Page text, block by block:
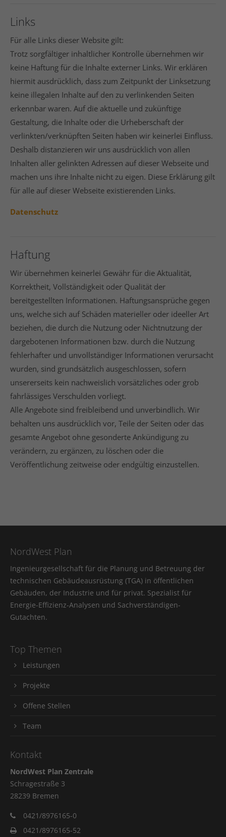
Links
Für alle Links dieser Website gilt:
Trotz sorgfältiger inhaltlicher Kontrolle übernehmen wir
keine Haftung für die Inhalte externer Links. Wir erklären
hiermit ausdrücklich, dass zum Zeitpunkt der Linksetzung
keine illegalen Inhalte auf den zu verlinkenden Seiten
erkennbar waren. Auf die aktuelle und zukünftige
Gestaltung, die Inhalte oder die Urheberschaft der
verlinkten/verknüpften Seiten haben wir keinerlei Einfluss.
Deshalb distanzieren wir uns ausdrücklich von allen
Inhalten aller gelinkten Adressen auf dieser Webseite und
machen uns ihre Inhalte nicht zu eigen. Diese Erklärung gilt
für alle auf dieser Webseite existierenden Links.
Datenschutz
Haftung
Wir übernehmen keinerlei Gewähr für die Aktualität,
Korrektheit, Vollständigkeit oder Qualität der
bereitgestellten Informationen. Haftungsansprüche gegen
uns, welche sich auf Schäden materieller oder ideeller Art
beziehen, die durch die Nutzung oder Nichtnutzung der
dargebotenen Informationen bzw. durch die Nutzung
fehlerhafter und unvollständiger Informationen verursacht
wurden, sind grundsätzlich ausgeschlossen, sofern
unsererseits kein nachweislich vorsätzliches oder grob
fahrlässiges Verschulden vorliegt.
Alle Angebote sind freibleibend und unverbindlich. Wir
behalten uns ausdrücklich vor, Teile der Seiten oder das
gesamte Angebot ohne gesonderte Ankündigung zu
verändern, zu ergänzen, zu löschen oder die
Veröffentlichung zeitweise oder endgültig einzustellen.
NordWest Plan
Ingenieurgesellschaft für die Planung und Betreuung der
technischen Gebäudeausrüstung (TGA) in öffentlichen
Gebäuden, der Industrie und für privat. Spezialist für
Energie-Effizienz-Analysen und Sachverständigen-
Gutachten.
Top Themen
Leistungen
Projekte
Offene Stellen
Team
Kontakt
NordWest Plan Zentrale
Schragestraße 3
28239 Bremen
0421/8976165-0
0421/8976165-52